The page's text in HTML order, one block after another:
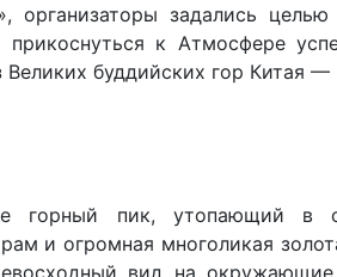
организаторы задались
прикоснуться к Атмосфере
буддийских гор Китая
горный пик, утопающий в
и огромная многоликая
вид на